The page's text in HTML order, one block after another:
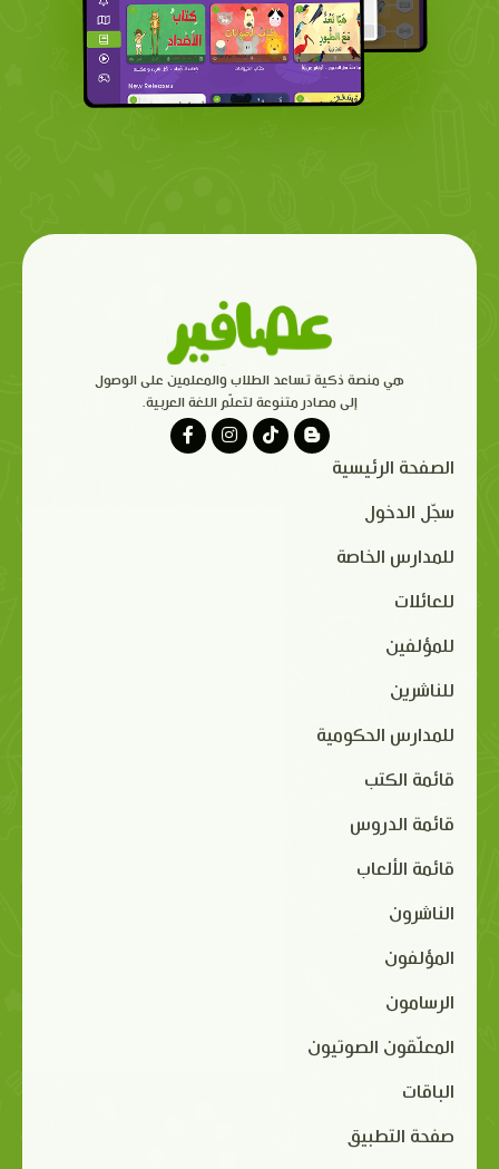
هي منصة ذكية تساعد الطلاب والمعلمين على الوصول
إلى مصادر متنوعة لتعلّم اللغة العربية.
الصفحة الرئيسية
سجّل الدخول
للمدارس الخاصة
للعائلات
للمؤلفين
للناشرين
للمدارس الحكومية
قائمة الكتب
قائمة الدروس
قائمة الألعاب
الناشرون
المؤلفون
الرسامون
المعلّقون الصوتيون
الباقات
صفحة التطبيق